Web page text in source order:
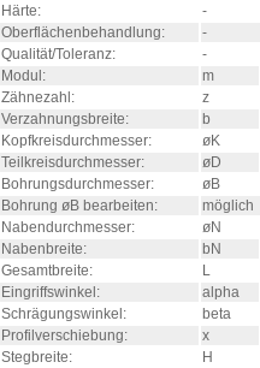
Härte:
-
Oberflächenbehandlung:
-
Qualität/Toleranz:
-
Modul:
m
Zähnezahl:
z
Verzahnungsbreite:
b
Kopfkreisdurchmesser:
øK
Teilkreisdurchmesser:
øD
Bohrungsdurchmesser:
øB
Bohrung øB bearbeiten:
möglich
Nabendurchmesser:
øN
Nabenbreite:
bN
Gesamtbreite:
L
Eingriffswinkel:
alpha
Schrägungswinkel:
beta
Profilverschiebung:
x
Stegbreite:
H